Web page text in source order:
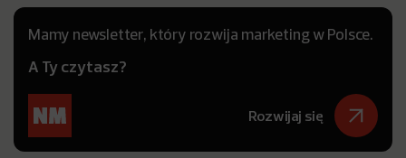
Mamy newsletter, który rozwija marketing w Polsce.
A Ty czytasz?
Rozwijaj się